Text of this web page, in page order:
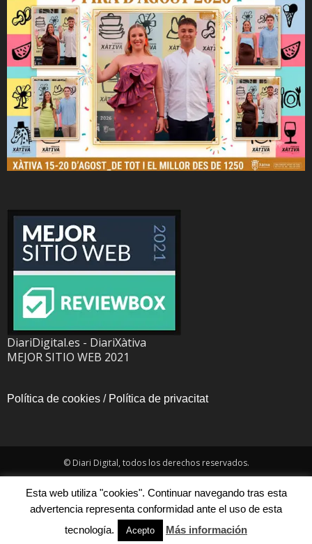
DiariDigital.es - DiariXàtiva
MEJOR SITIO WEB 2021
Política de cookies / Política de privacitat
© Diari Digital, todos los derechos reservados.
Esta web utiliza "cookies". Continuar navegando tras esta
advertencia representa conformidad ante el uso de esta
tecnología.
Acepto Más información